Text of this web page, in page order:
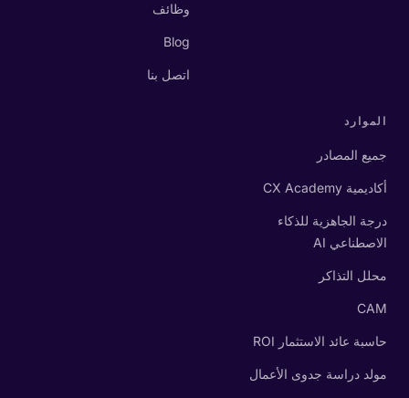
وظائف
Blog
اتصل بنا
الموارد
جميع المصادر
أكاديمية CX Academy
درجة الجاهزية للذكاء
الاصطناعي AI
محلل التذاكر
CAM
حاسبة عائد الاستثمار ROI
مولد دراسة جدوى الأعمال